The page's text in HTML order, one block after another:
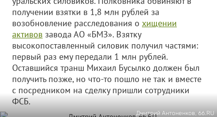
получении взятки в 1,8 млн рублей за
возобновление расследования о хищении
активов завода АО «БМЗ». Взятку
высокопоставленный силовик получил частями:
первый раз ему передали 1 млн рублей.
Оставшийся транш Михаил Бусылко должен был
получить позже, но что-то пошло не так и вместе
с посредником на сделку пришли сотрудники
ФСБ.
Дмитрий Антоненков, 66.RU